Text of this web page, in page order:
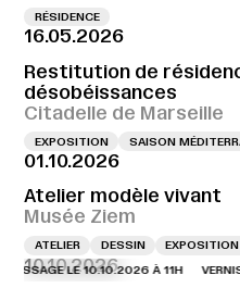
RÉSIDENCE
16.05.2026
Restitution de
désobéissances
Citadelle de Marseille
EXPOSITION SAISON
01.10.2026
Atelier modèle vivant
Musée Ziem
ATELIER DESSIN EXPOSITION
10.10.2026
LE 10.10.2026 À 11H